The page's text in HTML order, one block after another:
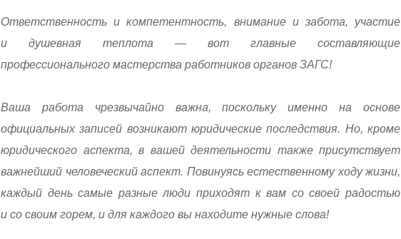
Ответственность и компетентность, внимание и забота, участие
и душевная теплота — вот главные составляющие
профессионального мастерства работников органов ЗАГС!
Ваша работа чрезвычайно важна, поскольку именно на основе
официальных записей возникают юридические последствия. Но, кроме
юридического аспекта, в вашей деятельности также присутствует
важнейший человеческий аспект. Повинуясь естественному ходу жизни,
каждый день самые разные люди приходят к вам со своей радостью
и со своим горем, и для каждого вы находите нужные слова!